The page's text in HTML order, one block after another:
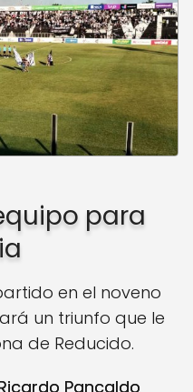
para
en el noveno
un triunfo que le
de Reducido.
Pancaldo